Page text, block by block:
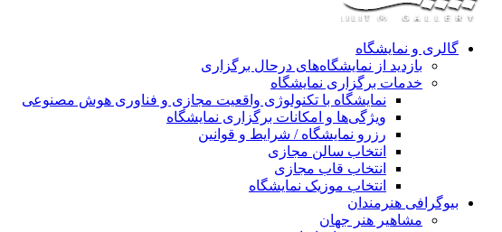
گالری و نمایشگاه
بازدید از نمایشگاه‌های درحال برگزاری
خدمات برگزاری نمایشگاه
نمایشگاه با تکنولوژی واقعیت مجازی و فناوری هوش مصنوعی
ویژگی‌ها و امکانات برگزاری نمایشگاه
رزرو نمایشگاه / شرایط و قوانین
انتخاب سالن مجازی
انتخاب قاب مجازی
انتخاب موزیک نمایشگاه
بیوگرافی هنرمندان
مشاهیر هنر جهان